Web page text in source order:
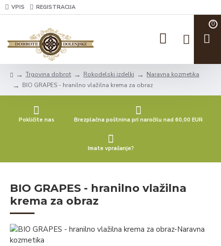
VPIS REGISTRACIJA
0
Trgovina dobrot Rokodelski izdelki
Naravna kozmetika
BIO GRAPES - hranilno vlažilna krema za obraz
Pokličite nas Brezplačna poštnina pri naročilu nad 60,00 EUR
Imate vprašanje?
BIO GRAPES - hranilno vlažilna
krema za obraz